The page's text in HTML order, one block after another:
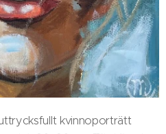
kvinnoporträtt